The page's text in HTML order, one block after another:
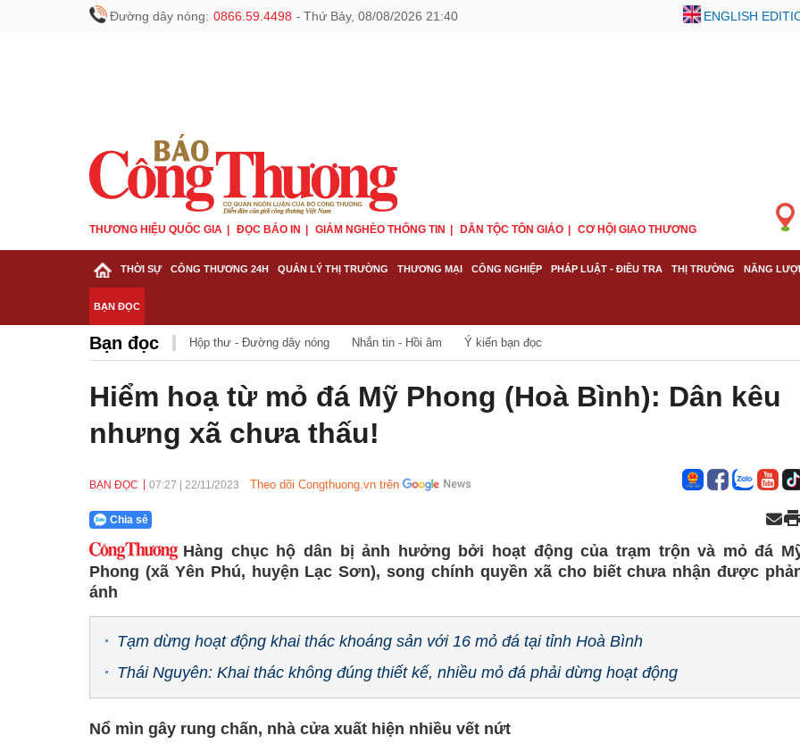
Đường dây nóng: 0866.59.4498 - Thứ Bảy, 08/08/2026 21:40 ENGLISH
THƯƠNG HIỆU QUỐC GIA ĐỌC BÁO IN GIẢM NGHÈO THÔNG TIN DÂN TỘC TÔN GIÁO CƠ HỘI GIAO THƯƠNG
THỜI SỰ CÔNG THƯƠNG 24H QUẢN LÝ THỊ TRƯỜNG THƯƠNG MẠI CÔNG NGHIỆP PHÁP LUẬT - ĐIỀU TRA THỊ TRƯỜNG NĂNG
BẠN ĐỌC
Bạn đọc Hộp thư - Đường dây nóng Nhắn tin - Hồi âm Ý kiến bạn đọc
Hiểm hoạ từ mỏ đá Mỹ Phong (Hoà Bình): Dân kêu
nhưng xã chưa thấu!
BẠN ĐỌC 07:27 22/11/2023 Theo dõi Congthuong.vn trên
Chia sẻ
Hàng chục hộ dân bị ảnh hưởng bởi hoạt động của trạm trộn và mỏ đá
Phong (xã Yên Phú, huyện Lạc Sơn), song chính quyền xã cho biết chưa nhận được
ánh
Tạm dừng hoạt động khai thác khoáng sản với 16 mỏ đá tại tỉnh Hoà Bình
Thái Nguyên: Khai thác không đúng thiết kế, nhiều mỏ đá phải dừng hoạt động
Nổ mìn gây rung chấn, nhà cửa xuất hiện nhiều vết nứt